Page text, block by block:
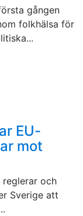
gången
folkhälsa för
EU-
mot
och
Sverige att